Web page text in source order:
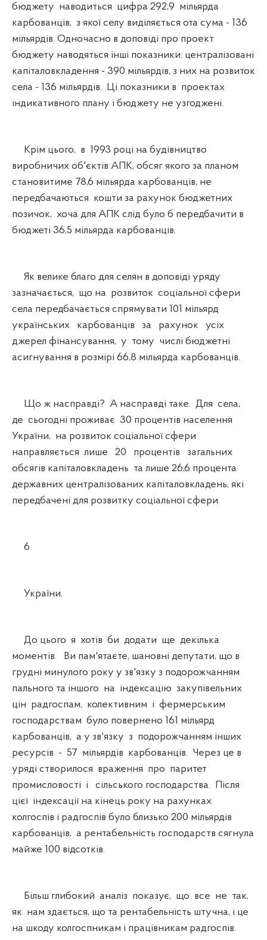
бюджету наводиться цифра 292,9 мільярда
карбованців, з якої селу виділяється ота сума - 136
мільярдів. Одночасно в доповіді про проект
бюджету наводяться інші показники: централізовані
капіталовкладення - 390 мільярдів, з них на розвиток
села - 136 мільярдів. Ці показники в проектах
індикативного плану і бюджету не узгоджені.
Крім цього, в 1993 році на будівництво
виробничих об'єктів АПК, обсяг якого за планом
становитиме 78,6 мільярда карбованців, не
передбачаються кошти за рахунок бюджетних
позичок, хоча для АПК слід було б передбачити в
бюджеті 36,5 мільярда карбованців.
Як велике благо для селян в доповіді уряду
зазначається, що на розвиток соціальної сфери
села передбачається спрямувати 101 мільярд
українських карбованців за рахунок усіх
джерел фінансування, у тому числі бюджетні
асигнування в розмірі 66,8 мільярда карбованців.
Що ж насправді? А насправді таке. Для села,
де сьогодні проживає 30 процентів населення
України, на розвиток соціальної сфери
направляється лише 20 процентів загальних
обсягів капіталовкладень та лише 26,6 процента
державних централізованих капіталовкладень, які
передбачені для розвитку соціальної сфери
6
України.
До цього я хотів би додати ще декілька
моментів. Ви пам'ятаєте, шановні депутати, що в
грудні минулого року у зв'язку з подорожчанням
пального та іншого на індексацію закупівельних
цін радгоспам, колективним і фермерським
господарствам було повернено 161 мільярд
карбованців, а у зв'язку з подорожчанням інших
ресурсів - 57 мільярдів карбованців. Через це в
уряді створилося враження про паритет
промисловості і сільського господарства. Після
цієї індексації на кінець року на рахунках
колгоспів і радгоспів було близько 200 мільярдів
карбованців, а рентабельність господарств сягнула
майже 100 відсотків.
Більш глибокий аналіз показує, що все не так,
як нам здається, що та рентабельність штучна, і це
на шкоду колгоспникам і працівникам радгоспів.